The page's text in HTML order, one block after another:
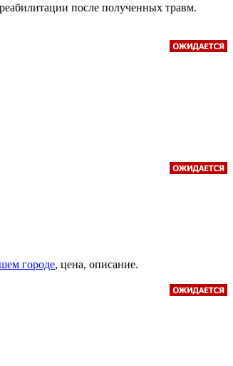
после полученных травм.
городе, цена, описание.